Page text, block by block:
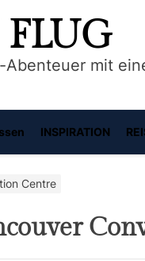
mit
INSPIRATION
Centre